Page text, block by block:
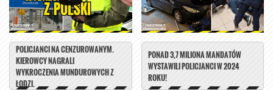
POLICJANCI NA CENZUROWANYM.
KIEROWCY NAGRALI
WYKROCZENIA MUNDUROWYCH Z
ŁODZI.
PONAD 3,7 MILIONA MANDATÓW
WYSTAWILI POLICJANCI W 2024
ROKU!